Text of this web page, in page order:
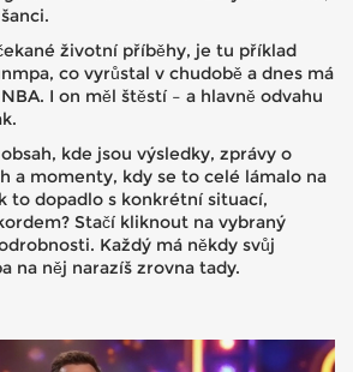
životní příběhy, je tu příklad
co vyrůstal v chudobě a dnes má
I on měl štěstí – a hlavně odvahu
kde jsou výsledky, zprávy o
a momenty, kdy se to celé lámalo na
to dopadlo s konkrétní situací,
Stačí kliknout na vybraný
Každý má někdy svůj
na něj narazíš zrovna tady.